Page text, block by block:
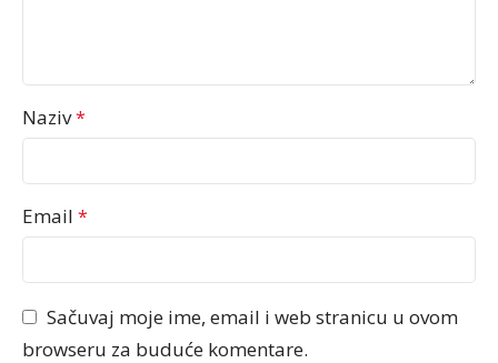
Naziv*
Email *
Sačuvaj moje ime, email i web stranicu u ovom
browseru za buduće komentare.